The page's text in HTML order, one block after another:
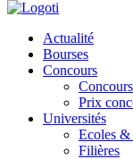
Actualité
Bourses
Concours
Prix
Universités
Ecoles
Filières